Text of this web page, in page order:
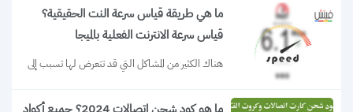
ما هي طريقة قياس سرعة النت الحقيقية؟
قياس سرعة الانترنت الفعلية بالميجا